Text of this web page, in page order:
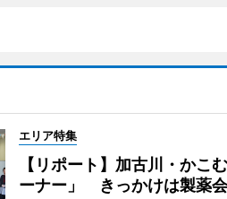
エリア特集
【リポート】加古川・かこ
ーナー」 きっかけは製薬